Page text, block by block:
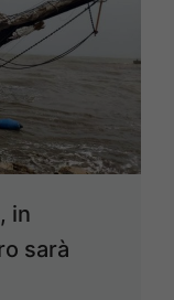
in
sarà